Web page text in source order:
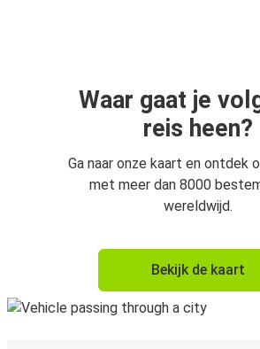
Waar gaat je
reis heen?
Ga naar onze kaart en ontdek
met meer dan 8000
wereldwijd.
Bekijk de kaart